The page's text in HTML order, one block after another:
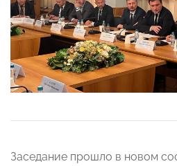
Заседание прошло в новом